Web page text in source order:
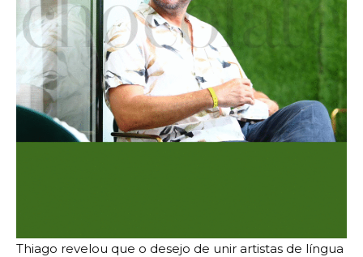
Thiago revelou que o desejo de unir artistas de língua